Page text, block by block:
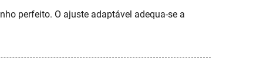
perfeito. O ajuste adaptável adequa-se a